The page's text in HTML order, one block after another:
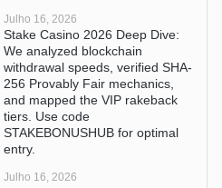
Julho 16, 2026
Stake Casino 2026 Deep Dive:
We analyzed blockchain
withdrawal speeds, verified SHA-
256 Provably Fair mechanics,
and mapped the VIP rakeback
tiers. Use code
STAKEBONUSHUB for optimal
entry.
Julho 16, 2026